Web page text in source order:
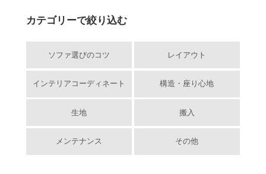
カテゴリーで絞り込む
ソファ選びのコツ レイアウト
インテリアコーディネート 構造・座り心地
生地 搬入
メンテナンス その他